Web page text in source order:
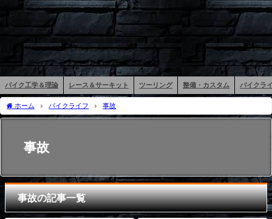
バイク工学＆理論 レース＆サーキット ツーリング 整備・カスタム バイクラ
ホーム バイクライフ 事故
事故
事故の記事一覧